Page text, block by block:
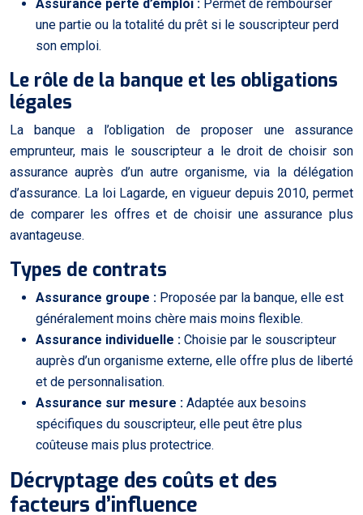
Assurance perte d’emploi : Permet de rembourser
une partie ou la totalité du prêt si le souscripteur perd
son emploi.
Le rôle de la banque et les obligations
légales
La banque a l’obligation de proposer une assurance
emprunteur, mais le souscripteur a le droit de choisir son
assurance auprès d’un autre organisme, via la délégation
d’assurance. La loi Lagarde, en vigueur depuis 2010, permet
de comparer les offres et de choisir une assurance plus
avantageuse.
Types de contrats
Assurance groupe : Proposée par la banque, elle est
généralement moins chère mais moins flexible.
Assurance individuelle : Choisie par le souscripteur
auprès d’un organisme externe, elle offre plus de liberté
et de personnalisation.
Assurance sur mesure : Adaptée aux besoins
spécifiques du souscripteur, elle peut être plus
coûteuse mais plus protectrice.
Décryptage des coûts et des
facteurs d’influence